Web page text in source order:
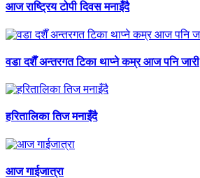
आज राष्ट्रिय टोपी दिवस मनाइँदै
वडा दशैँ अन्तरगत टिका थाप्ने कम्र आज पनि जारी
हरितालिका तिज मनाइँदै
आज गाईजात्रा